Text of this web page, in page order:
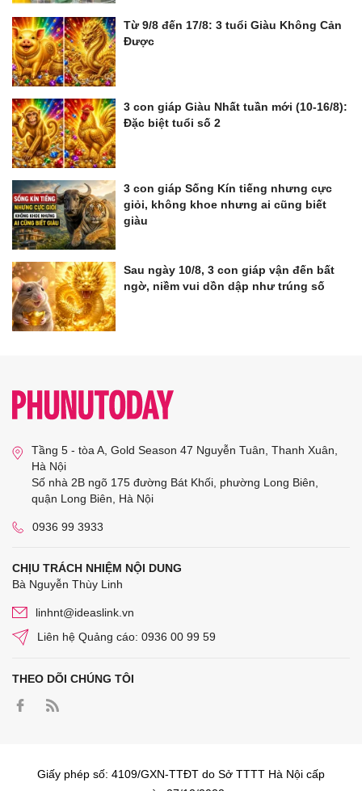
Từ 9/8 đến 17/8: 3 tuổi Giàu Không Cản
Được
3 con giáp Giàu Nhất tuần mới (10-16/8):
Đặc biệt tuổi số 2
3 con giáp Sống Kín tiếng nhưng cực
giỏi, không khoe nhưng ai cũng biết
giàu
Sau ngày 10/8, 3 con giáp vận đến bất
ngờ, niềm vui dồn dập như trúng số
Tầng 5 - tòa A, Gold Season 47 Nguyễn Tuân, Thanh Xuân,
Hà Nội
Số nhà 2B ngõ 175 đường Bát Khối, phường Long Biên,
quận Long Biên, Hà Nội
0936 99 3933
CHỊU TRÁCH NHIỆM NỘI DUNG
Bà Nguyễn Thùy Linh
linhnt@ideaslink.vn
Liên hệ Quảng cáo: 0936 00 99 59
THEO DÕI CHÚNG TÔI
Giấy phép số: 4109/GXN-TTĐT do Sở TTTT Hà Nội cấp